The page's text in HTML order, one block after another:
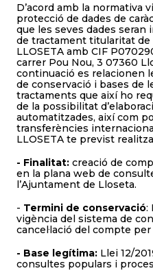
D’acord amb la normativa
protecció de dades de
que les seves dades seran
de tractament titularitat de
LLOSETA amb CIF
carrer Pou Nou, 3 07360
continuació es relacionen
de conservació i bases de
tractaments que així ho
de la possibilitat
automatitzades, així com
transferències
LLOSETA te previst
- Finalitat: creació de
en la plana web de
l’Ajuntament de Lloseta.
- Termini de conservació:
vigència del sistema de
cancel·lació del compte per
- Base legítima: Llei 12/
consultes populars i